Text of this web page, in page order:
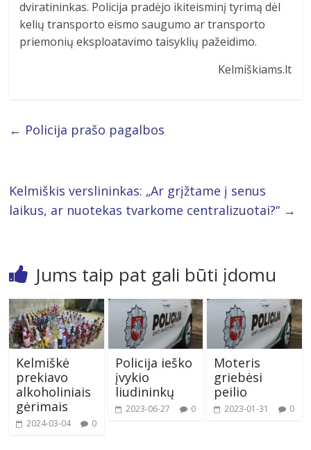
dviratininkas. Policija pradėjo ikiteisminį tyrimą dėl
kelių transporto eismo saugumo ar transporto
priemonių eksploatavimo taisyklių pažeidimo.
Kelmiškiams.lt
← Policija prašo pagalbos
Kelmiškis verslininkas: „Ar grįžtame į senus
laikus, ar nuotekas tvarkome centralizuotai?“ →
Jums taip pat gali būti įdomu
Kelmiškė
prekiavo
alkoholiniais
gėrimais
2024-03-04 0
Policija ieško
įvykio
liudininkų
2023-06-27 0
Moteris
griebėsi
peilio
2023-01-31 0